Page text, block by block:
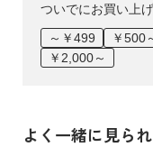
・平置きにて採寸し
生じる場合がありま
・生産時期により、
ついでにお買い上
～￥499
￥500
￥2,000～
よく一緒に見ら